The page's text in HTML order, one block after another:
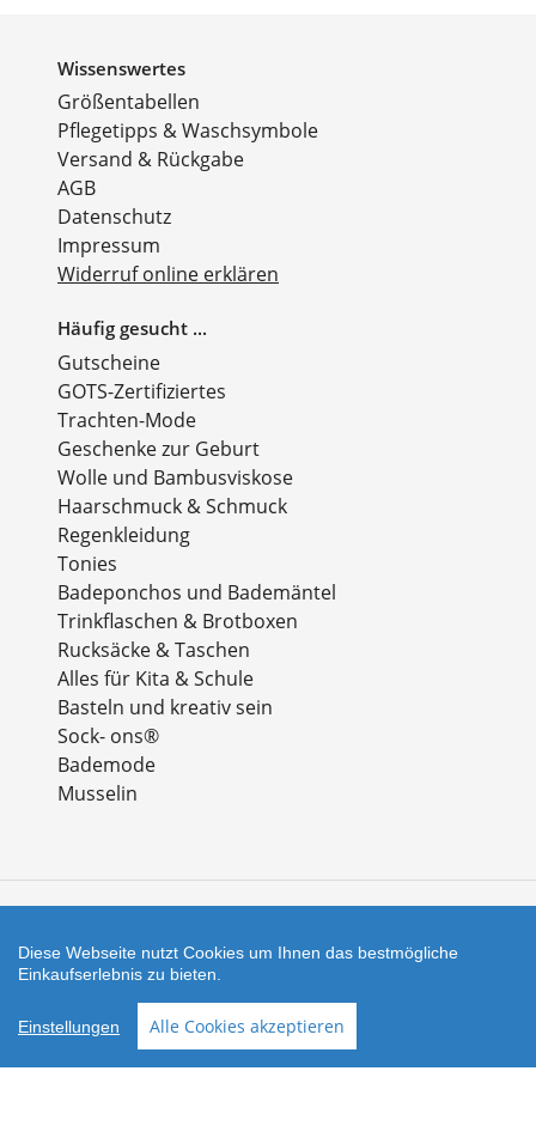
Wissenswertes
Größentabellen
Pflegetipps & Waschsymbole
Versand & Rückgabe
AGB
Datenschutz
Impressum
Widerruf online erklären
Häufig gesucht ...
Gutscheine
GOTS-Zertifiziertes
Trachten-Mode
Geschenke zur Geburt
Wolle und Bambusviskose
Haarschmuck & Schmuck
Regenkleidung
Tonies
Badeponchos und Bademäntel
Trinkflaschen & Brotboxen
Rucksäcke & Taschen
Alles für Kita & Schule
Basteln und kreativ sein
Sock- ons®
Bademode
Musselin
Facebook
Instagram
Shop erstellt mit
VersaCommerce.
Besuche uns auch auf lieber-
lokal.de
Diese Webseite nutzt Cookies um Ihnen das bestmögliche
Einkaufserlebnis zu bieten.
Einstellungen Alle Cookies akzeptieren